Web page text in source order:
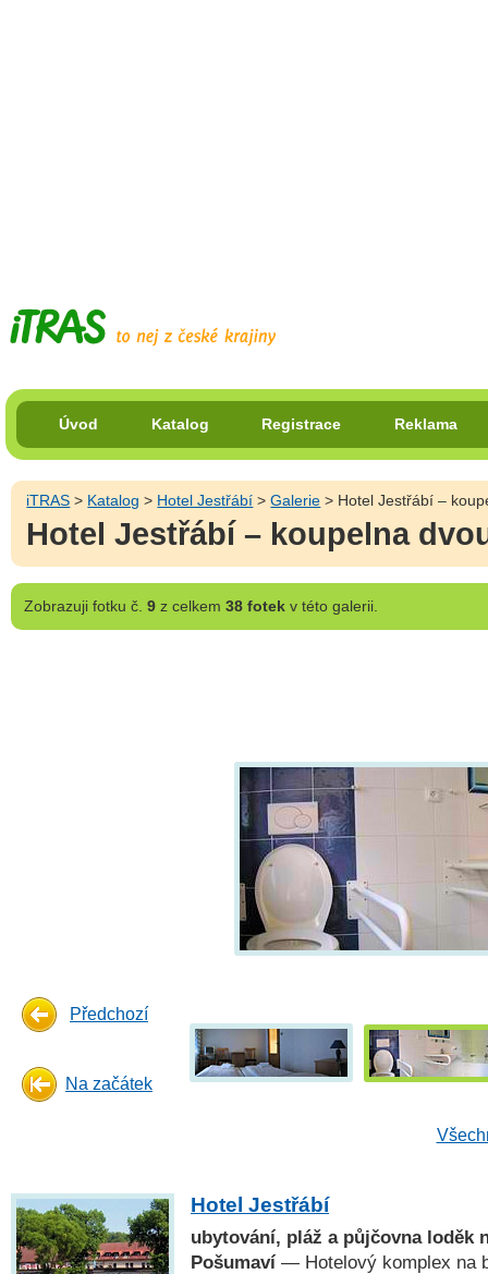
Úvod Katalog Registrace Reklama
iTRAS > Katalog > Hotel Jestřábí >Galerie > Hotel Jestřábí –
Hotel Jestřábí – koupelna
Zobrazujifotku č. 9z celkem 38 fotekv této galerii.
Předchozí
Na začátek
Hotel Jestřábí
ubytování, pláž a půjčovna loděk
Pošumaví — Hotelový komplex na